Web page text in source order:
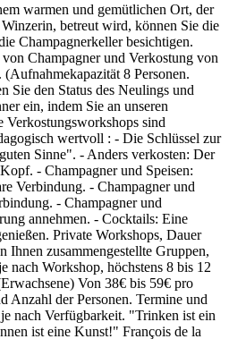
warmen und gemütlichen Ort, der
betreut wird, können Sie die
Champagnerkeller besichtigen.
Champagner und Verkostung von
8 Personen.
Sie den Status des Neulings und
ein, indem Sie an unseren
Verkostungsworkshops sind
wertvoll : - Die Schlüssel zur
Sinne". - Anders verkosten: Der
- Champagner und Speisen:
Verbindung. - Champagner und
- Champagner und
annehmen. - Cocktails: Eine
Private Workshops, Dauer
Ihnen zusammengestellte Gruppen,
nach Workshop, höchstens 8 bis 12
Von 38€ bis 59€ pro
Anzahl der Personen. Termine und
nach Verfügbarkeit. "Trinken ist ein
ist eine Kunst!" François de la